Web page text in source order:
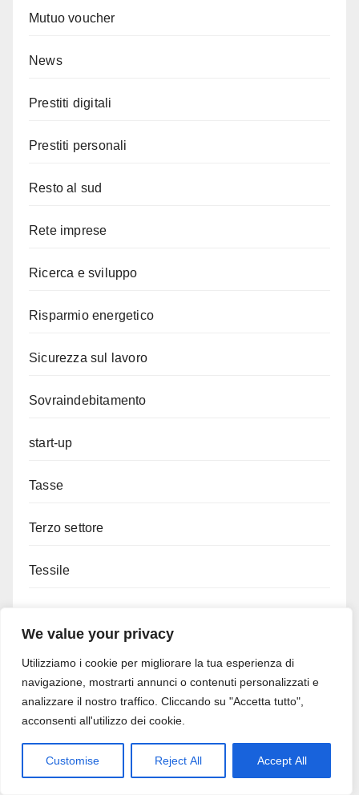
We value your privacy
Utilizziamo i cookie per migliorare la tua esperienza di
navigazione, mostrarti annunci o contenuti personalizzati e
analizzare il nostro traffico. Cliccando su "Accetta tutto",
acconsenti all'utilizzo dei cookie.
Customise Reject All Accept All
Mutuo voucher
News
Prestiti digitali
Prestiti personali
Resto al sud
Rete imprese
Ricerca e sviluppo
Risparmio energetico
Sicurezza sul lavoro
Sovraindebitamento
start-up
Tasse
Terzo settore
Tessile
Turismo
Tutela Patrimonio
Umbria agevolazioni